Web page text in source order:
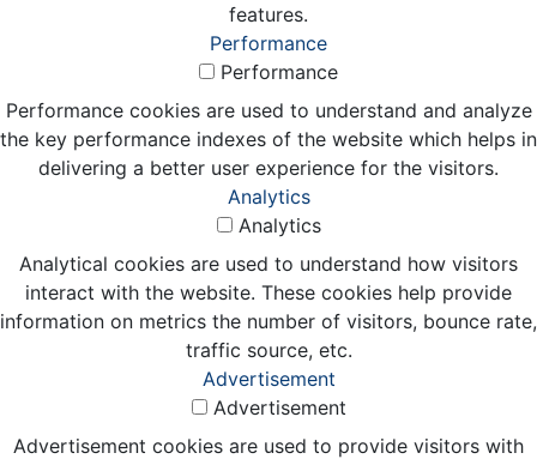
features.
Performance
Performance
Performance cookies are used to understand and analyze
the key performance indexes of the website which helps in
delivering a better user experience for the visitors.
Analytics
Analytics
Analytical cookies are used to understand how visitors
interact with the website. These cookies help provide
information on metrics the number of visitors, bounce rate,
traffic source, etc.
Advertisement
Advertisement
Advertisement cookies are used to provide visitors with